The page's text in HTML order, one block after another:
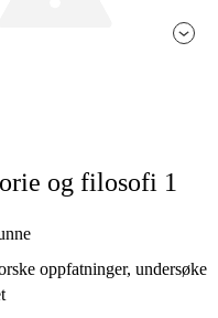
og filosofi 1
oppfatninger, undersøke